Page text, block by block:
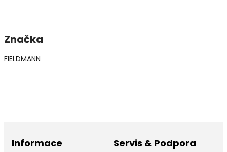
Značka
FIELDMANN
Informace Servis & Podpora